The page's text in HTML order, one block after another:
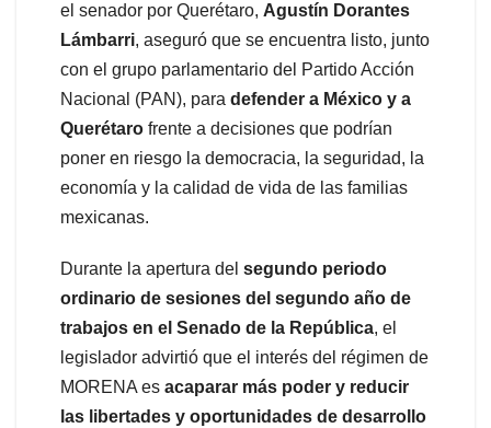
el senador por Querétaro, Agustín Dorantes
Lámbarri, aseguró que se encuentra listo, junto
con el grupo parlamentario del Partido Acción
Nacional (PAN), para defender a México y a
Querétaro frente a decisiones que podrían
poner en riesgo la democracia, la seguridad, la
economía y la calidad de vida de las familias
mexicanas.
Durante la apertura del segundo periodo
ordinario de sesiones del segundo año de
trabajos en el Senado de la República, el
legislador advirtió que el interés del régimen de
MORENA es acaparar más poder y reducir
las libertades y oportunidades de desarrollo